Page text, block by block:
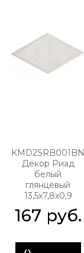
KMD2SRB001BN
Декор Риад
белый
глянцевый
13,5x7,8x0,9
167 руб.